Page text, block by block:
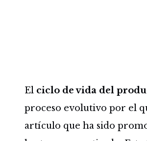
El ciclo de vida del
proceso evolutivo por el
artículo que ha sido